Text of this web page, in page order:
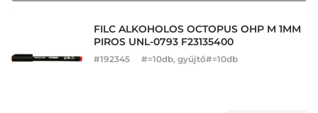
FILC ALKOHOLOS OCTOPUS OHP M 1MM
PIROS UNL-0793 F23135400
#192345 #=10db, gyűjtő#=10db